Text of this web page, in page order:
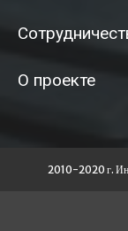
О проекте
2010-2020 г.